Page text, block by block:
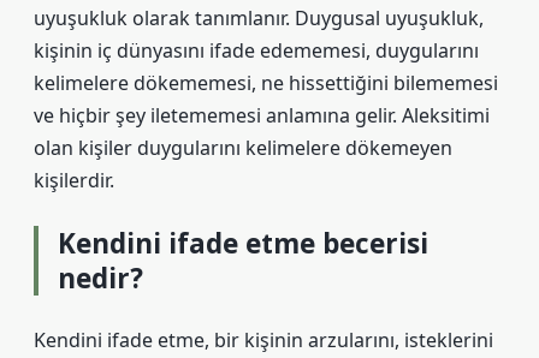
uyuşukluk olarak tanımlanır. Duygusal uyuşukluk,
kişinin iç dünyasını ifade edememesi, duygularını
kelimelere dökememesi, ne hissettiğini bilememesi
ve hiçbir şey iletememesi anlamına gelir. Aleksitimi
olan kişiler duygularını kelimelere dökemeyen
kişilerdir.
Kendini ifade etme becerisi
nedir?
Kendini ifade etme, bir kişinin arzularını, isteklerini